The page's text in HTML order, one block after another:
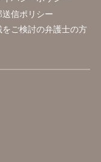
送信ポリシー
をご検討の弁護士の方